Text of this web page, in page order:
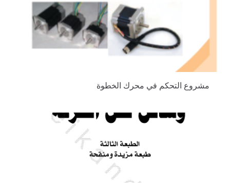
مشروع التحكم في محرك الخطوة